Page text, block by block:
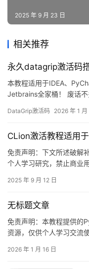
2025 年 9 月 23 日
相关推荐
永久datagrip激活码
本教程适用于IDEA、
Jetbrains全家桶！ 废话
通过图文的方式, 来详细
统，什么版本，…
DataGrip激活码 2026 年 1 月
CLion激活教程适用
免责声明：下文所述破解
个人学习研究，禁止商业
Windows、macOS、
一…
2025 年 9 月 12 日
无标题文章
免责声明：本教程提供的
资源，仅供个人学习交流
JetBrains公司开发的
2026 年 1 月 16 日